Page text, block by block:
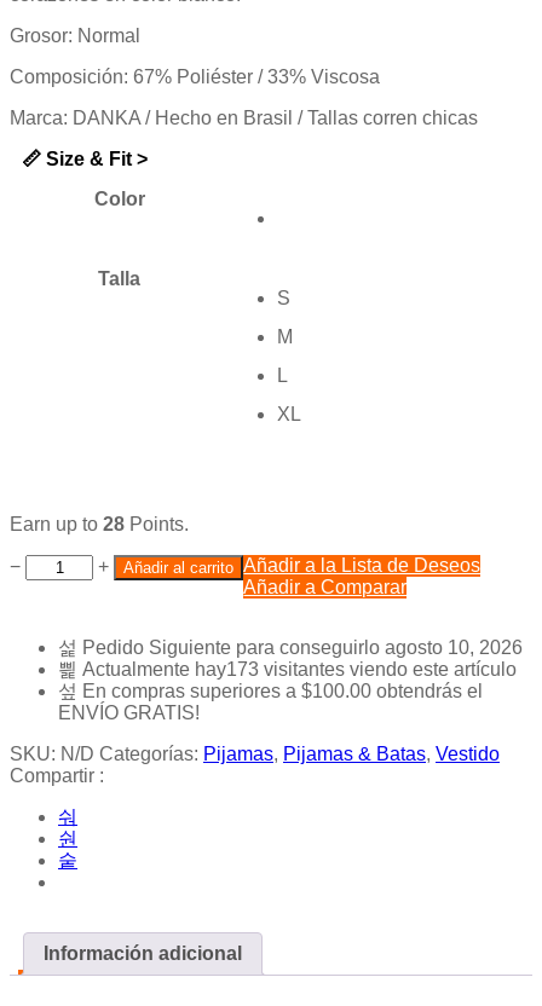
Grosor: Normal
Composición: 67% Poliéster / 33% Viscosa
Marca: DANKA / Hecho en Brasil / Tallas corren chicas
📏 Size & Fit >
Color
Talla
S
M
L
XL
Earn up to 28 Points.
− + Añadir al carrito Añadir a la Lista de Deseos
Añadir a Comparar
Pedido Siguiente para conseguirlo agosto 10, 2026
Actualmente hay173 visitantes viendo este artículo
En compras superiores a $100.00 obtendrás el
ENVÍO GRATIS!
SKU: N/D Categorías: Pijamas, Pijamas & Batas, Vestido
Compartir :
Información adicional